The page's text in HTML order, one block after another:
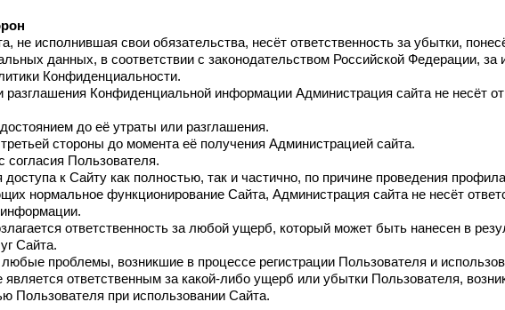
не исполнившая свои обязательства, несёт ответственность за убытки,
данных, в соответствии с законодательством Российской Федерации,
Конфиденциальности.
разглашения Конфиденциальной информации Администрация сайта не несёт
до её утраты или разглашения.
стороны до момента её получения Администрацией сайта.
Пользователя.
доступа к Сайту как полностью, так и частично, по причине проведения
нормальное функционирование Сайта, Администрация сайта не несёт
ответственность за любой ущерб, который может быть нанесен в
Сайта.
любые проблемы, возникшие в процессе регистрации Пользователя и
ответственным за какой-либо ущерб или убытки Пользователя,
Пользователя при использовании Сайта.